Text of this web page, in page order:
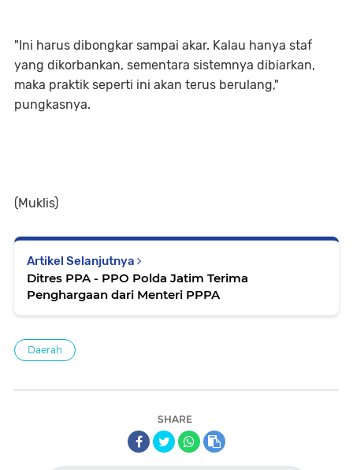
"Ini harus dibongkar sampai akar. Kalau hanya staf
yang dikorbankan, sementara sistemnya dibiarkan,
maka praktik seperti ini akan terus berulang,"
pungkasnya.
(Muklis)
Artikel Selanjutnya
Ditres PPA - PPO Polda Jatim Terima
Penghargaan dari Menteri PPPA
Daerah
SHARE